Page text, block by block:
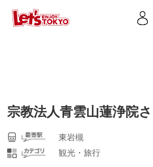
宗教法人青雲山蓮浄院
東岩槻
観光・旅行